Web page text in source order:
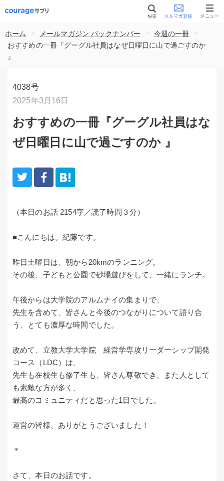
ホーム > メールマガジン バックナンバー > 今週の一冊
>
おすすめの一冊『グーグル社員はなぜ日曜日に山で過ごすのか
』
4038号
2025年3月16日
おすすめの一冊『グーグル社員はな
ぜ日曜日に山で過ごすのか 』
（本日のお話 2154字／読了時間３分）
■こんにちは。紀藤です。
昨日土曜日は、朝から20kmのランニング。
その後、子どもと公園で砂場遊びをして、一緒にランチ。
午後からは大学院のアルムナイの集まりで、
先生を含めて、皆さんと今後のつながりについて語り合
う、とても濃厚な時間でした。
改めて、立教大学大学院 経営学専攻リーダーシップ開発
コース（LDC）は、
先生も在校生も修了生も、皆さん尊敬でき、また人として
も素敵な方が多く、
最高のコミュニティだと思った1日でした。
運営の皆様、ありがとうございました！
＊
さて、本日のお話です。